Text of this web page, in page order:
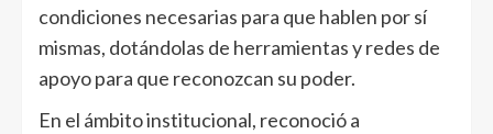
condiciones necesarias para que hablen por sí
mismas, dotándolas de herramientas y redes de
apoyo para que reconozcan su poder.
En el ámbito institucional, reconoció a